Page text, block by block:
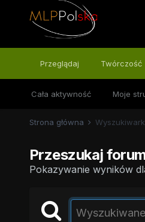
Przeglądaj Twórczość
Cała aktywność Moje
Strona główna
Przeszukaj
Pokazywanie wyników